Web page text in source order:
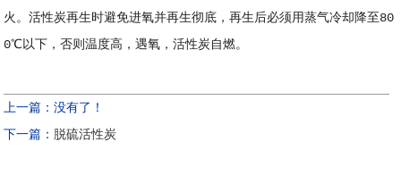
火。活性炭再生时避免进氧并再生彻底，再生后必须用蒸气冷却降至80
0℃以下，否则温度高，遇氧，活性炭自燃。
上一篇：没有了！
下一篇：脱硫活性炭